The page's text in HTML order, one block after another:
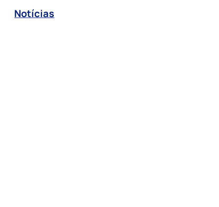
Notícias